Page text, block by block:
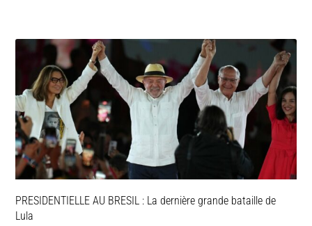
PRESIDENTIELLE AU BRESIL : La dernière grande bataille de
Lula